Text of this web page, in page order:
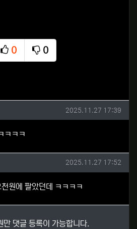
0
추천
0
비추천
작성일
2025.11.27 17:39
ㅋㅋㅋ
댓글 작성일
2025.11.27 17:52
원에 팔았던데 ㅋㅋㅋㅋ
만 댓글 등록이 가능합니다.